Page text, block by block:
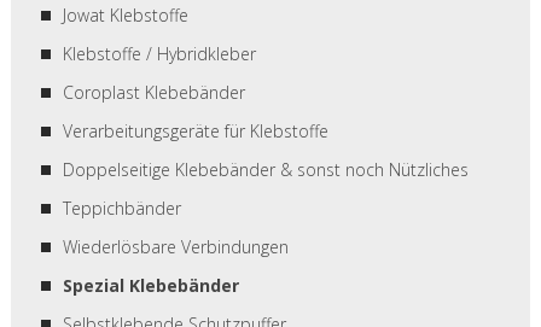
Jowat Klebstoffe
Klebstoffe / Hybridkleber
Coroplast Klebebänder
Verarbeitungsgeräte für Klebstoffe
Doppelseitige Klebebänder & sonst noch Nützliches
Teppichbänder
Wiederlösbare Verbindungen
Spezial Klebebänder